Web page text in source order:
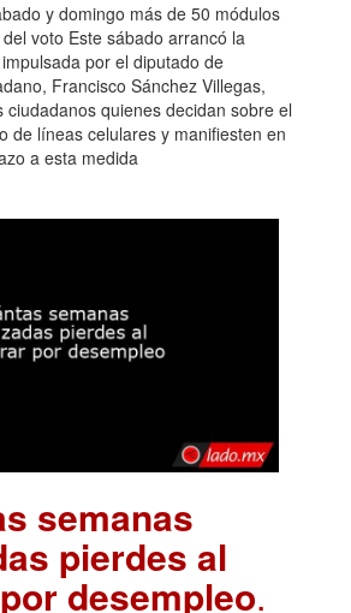
y domingo más de 50 módulos
voto Este sábado arrancó la
por el diputado de
Francisco Sánchez Villegas,
ciudadanos quienes decidan sobre el
de líneas celulares y manifiesten en
a esta medida
semanas
pierdes al
desempleo.